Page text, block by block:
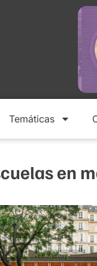
Temáticas
en